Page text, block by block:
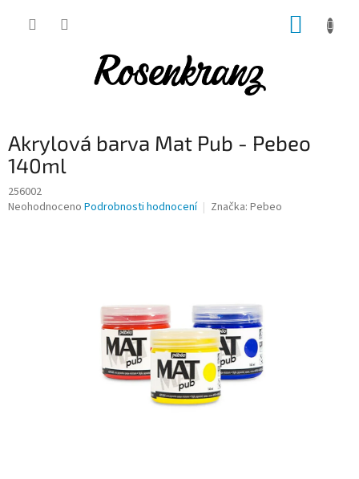
Akrylová barva Mat Pub - Pebeo
140ml
256002
Průměrné
Neohodnoceno Podrobnosti hodnocení Značka: Pebeo